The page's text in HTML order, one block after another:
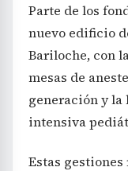
Parte de los
nuevo edificio
Bariloche, con
mesas de
generación y
intensiva
Estas